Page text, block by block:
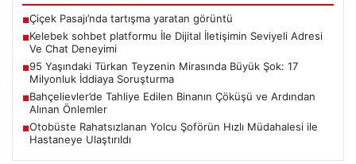
■Çiçek Pasajı’nda tartışma yaratan görüntü
■Kelebek sohbet platformu İle Dijital İletişimin Seviyeli Adresi
Ve Chat Deneyimi
■95 Yaşındaki Türkan Teyzenin Mirasında Büyük Şok: 17
Milyonluk İddiaya Soruşturma
■Bahçelievler’de Tahliye Edilen Binanın Çöküşü ve Ardından
Alınan Önlemler
■Otobüste Rahatsızlanan Yolcu Şoförün Hızlı Müdahalesi ile
Hastaneye Ulaştırıldı